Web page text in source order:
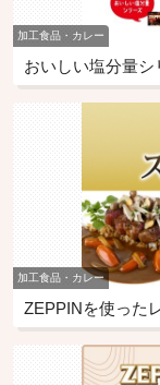
加工食品・カレー
おいしい塩分量シ
加工食品・カレー
ZEPPINを使った